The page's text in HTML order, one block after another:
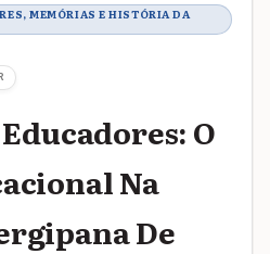
MEMÓRIAS E HISTÓRIA DA
O
Na
De